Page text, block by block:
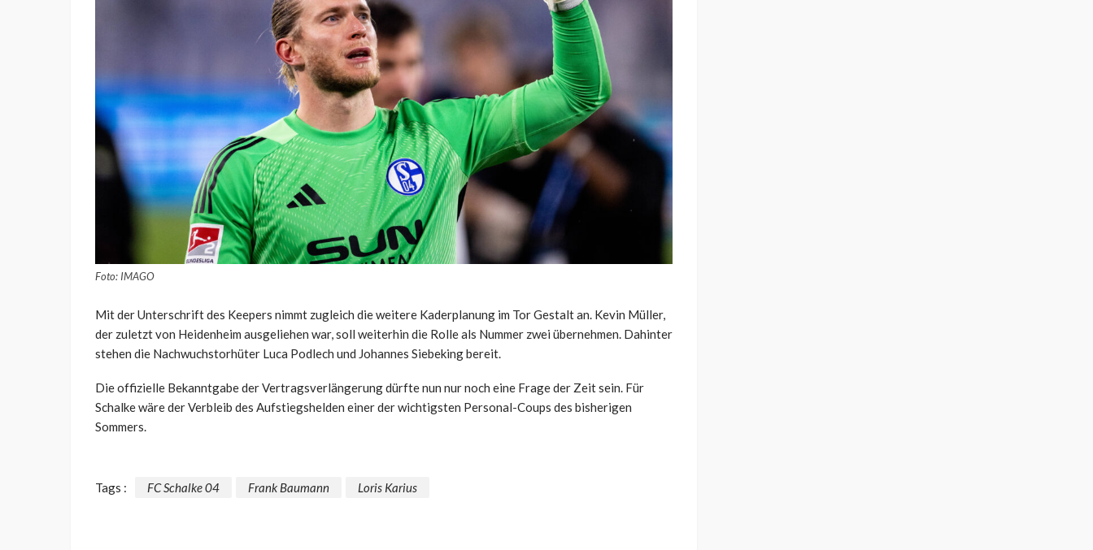
Foto: IMAGO
Mit der Unterschrift des Keepers nimmt zugleich die weitere Kaderplanung im Tor Gestalt an. Kevin Müller,
der zuletzt von Heidenheim ausgeliehen war, soll weiterhin die Rolle als Nummer zwei übernehmen. Dahinter
stehen die Nachwuchstorhüter Luca Podlech und Johannes Siebeking bereit.
Die offizielle Bekanntgabe der Vertragsverlängerung dürfte nun nur noch eine Frage der Zeit sein. Für
Schalke wäre der Verbleib des Aufstiegshelden einer der wichtigsten Personal-Coups des bisherigen
Sommers.
Tags : FC Schalke 04 Frank Baumann Loris Karius